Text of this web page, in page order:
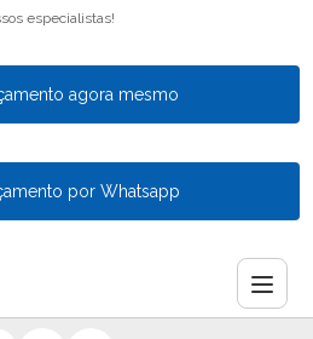
especialistas!
agora mesmo
por Whatsapp